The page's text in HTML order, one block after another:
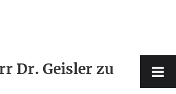
Dr. Geisler zu